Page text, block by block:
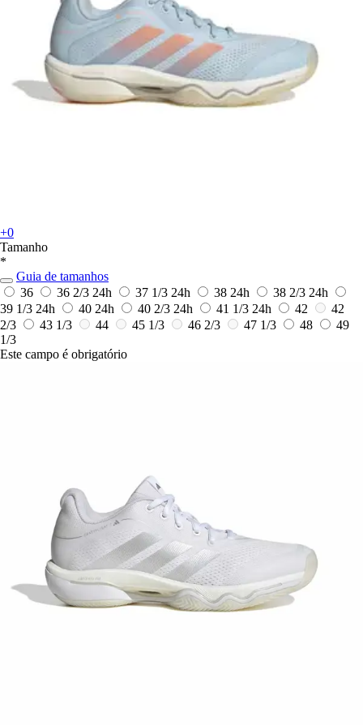
+0
Tamanho
*
Guia de tamanhos
36
36 2/3 24h 37 1/3 24h 38 24h 38 2/3 24h
39 1/3 24h 40 24h 40 2/3 24h 41 1/3 24h 42
42
2/3
43 1/3 44 45 1/3 46 2/3 47 1/3 48
49
1/3
Este campo é obrigatório